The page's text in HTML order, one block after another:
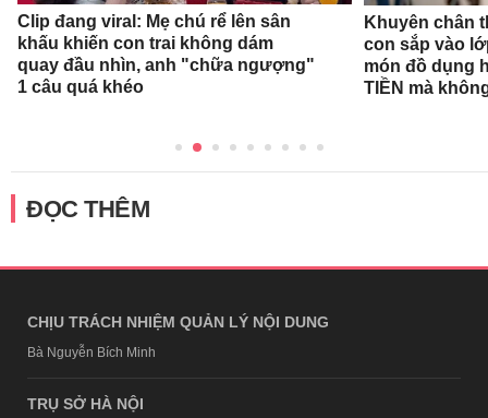
Clip đang viral: Mẹ chú rể lên sân
khấu khiến con trai không dám
quay đầu nhìn, anh "chữa ngượng"
1 câu quá khéo
Khuyên chân
con sắp vào
món đồ dụng
TIỀN mà
ĐỌC THÊM
CHỊU TRÁCH NHIỆM QUẢN LÝ NỘI DUNG
Bà Nguyễn Bích Minh
TRỤ SỞ HÀ NỘI